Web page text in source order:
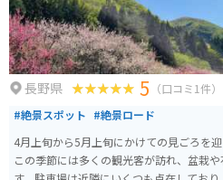
長野県 5 （口コミ1件）
#絶景スポット #絶景ロード
4月上旬から5月上旬にかけての見ごろを
この季節には多くの観光客が訪れ、盆栽